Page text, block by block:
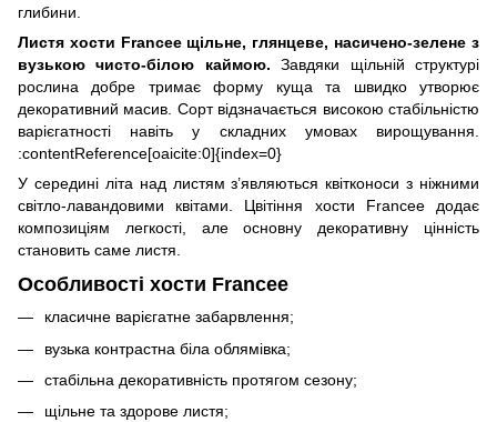
глибини.
Листя хости Francee щільне, глянцеве, насичено-зелене з
вузькою чисто-білою каймою. Завдяки щільній структурі
рослина добре тримає форму куща та швидко утворює
декоративний масив. Сорт відзначається високою стабільністю
варієгатності навіть у складних умовах вирощування.
:contentReference[oaicite:0]{index=0}
У середині літа над листям з’являються квітконоси з ніжними
світло-лавандовими квітами. Цвітіння хости Francee додає
композиціям легкості, але основну декоративну цінність
становить саме листя.
Особливості хости Francee
класичне варієгатне забарвлення;
вузька контрастна біла облямівка;
стабільна декоративність протягом сезону;
щільне та здорове листя;